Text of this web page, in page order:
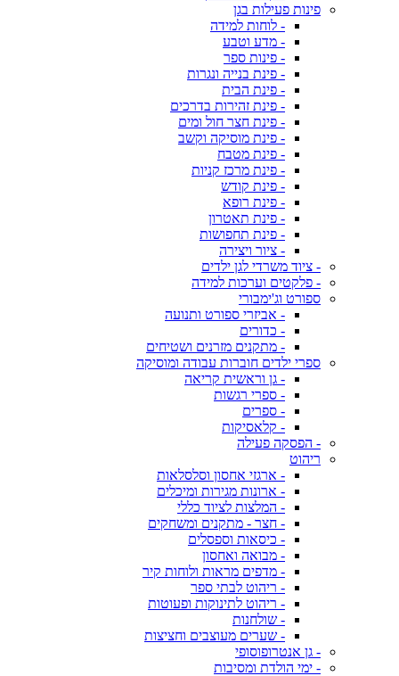
פינות פעילות בגן
- לוחות למידה
- מדע וטבע
- פינות ספר
- פינת בנייה ונגרות
- פינת הבית
- פינת זהירות בדרכים
- פינת חצר חול ומים
- פינת מוסיקה וקשב
- פינת מטבח
- פינת מרכז קניות
- פינת קודש
- פינת רופא
- פינת תאטרון
- פינת תחפושות
- ציור ויצירה
- ציוד משרדי לגן ילדים
- פלקטים וערכות למידה
ספורט וג'ימבורי
- אביזרי ספורט ותנועה
- כדורים
- מתקנים מזרנים ושטיחים
ספרי ילדים חוברות עבודה ומוסיקה
- גן וראשית קריאה
- ספרי רגשות
- ספרים
- קלאסיקות
- הפסקה פעילה
ריהוט
- ארגזי אחסון וסלסלאות
- ארונות מגירות ומיכלים
- המלצות לציוד כללי
- חצר - מתקנים ומשחקים
- כיסאות וספסלים
- מבואה ואחסון
- מדפים מראות ולוחות קיר
- ריהוט לבתי ספר
- ריהוט לתינוקות ופעוטות
- שולחנות
- שערים מעוצבים וחציצות
- גן אנטרופוסופי
- ימי הולדת ומסיבות